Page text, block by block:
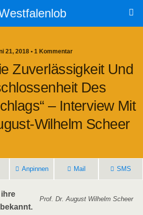
21, 2018 • 1 Kommentar
Zuverlässigkeit Und
Des
– Interview Mit
Wilhelm Scheer
Anpinnen Mail SMS
Prof. Dr. August Wilhelm Scheer